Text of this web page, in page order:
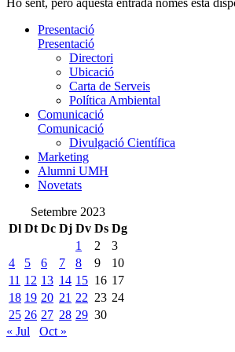
Presentació
Presentació
Directori
Ubicació
Carta de Serveis
Política Ambiental
Comunicació
Comunicació
Divulgació Científica
Marketing
Alumni UMH
Novetats
Setembre 2023
Dl Dt Dc Dj Dv Ds Dg
1
2
3
4
5 6 7 8 9
10
11 12 13 14 15 16 17
18 19 20 21 22 23 24
25 26 27 28 29 30
« Jul
Oct »